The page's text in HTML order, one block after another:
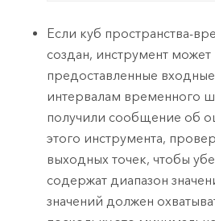
Если куб пространства-
создан, инструмент может
предоставленные
интервалам временного
получили сообщение об
этого инструмента,
выходных точек, чтобы
содержат диапазон
значений должен